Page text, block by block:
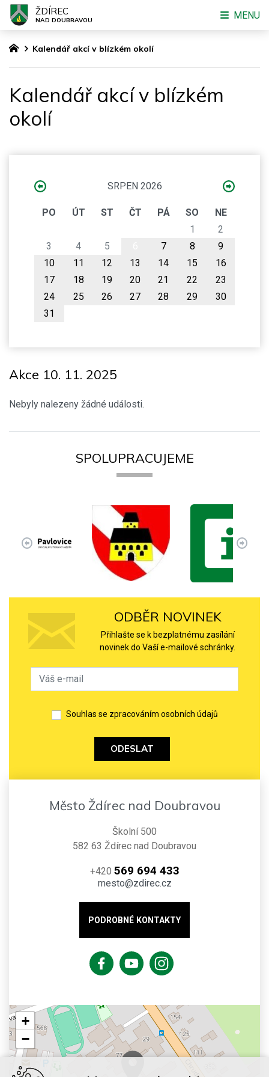
Kalendář akcí v blízkém okolí
Kalendář akcí v blízkém
okolí
SRPEN 2026
PO ÚT ST ČT PÁ SO
NE
1
2
3
4 5 7 8
9
10
11 12 13 14 15
16
17
18 19 20 21 22
23
24
25 26 27 28 29
30
31
Akce 10. 11. 2025
Nebyly nalezeny žádné události.
SPOLUPRACUJEME
ODBĚR NOVINEK
Přihlašte se k bezplatnému zasílání
novinek do Vaší e-mailové schránky.
Souhlas se zpracováním osobních údajů
ODESLAT
Město Ždírec nad Doubravou
Školní 500
582 63 Ždírec nad Doubravou
+420 569 694 433
mesto@zdirec.cz
PODROBNÉ KONTAKTY
+
−
ŽDÍREC
NAD DOUBRAVOU MENU